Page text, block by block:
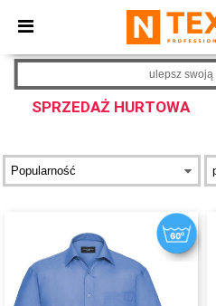
× Aplikacja Ntextil
Lepsze ceny w aplikacji!
SPRZEDAŻ HURTOWA
ulepsz swoją